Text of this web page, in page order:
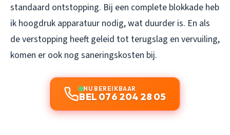
standaard ontstopping. Bij een complete blokkade heb
ik hoogdruk apparatuur nodig, wat duurder is. En als
de verstopping heeft geleid tot terugslag en vervuiling,
komen er ook nog saneringskosten bij.
NU BEREIKBAAR
BEL 076 204 28 05